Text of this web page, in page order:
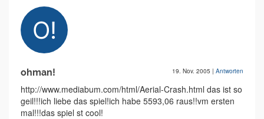
ohman! 19. Nov. 2005 | Antworten
http://www.mediabum.com/html/Aerial-Crash.html das ist so
geil!!!ich liebe das spiel!ich habe 5593,06 raus!!vm ersten
mal!!!das spiel st cool!